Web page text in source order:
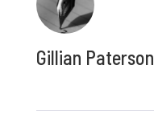
Gillian Paterson